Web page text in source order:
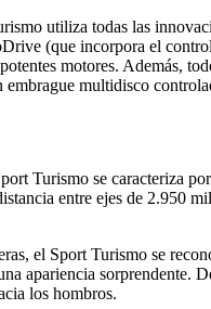
utiliza todas las
(que incorpora el
motores. Además,
multidisco
Turismo se caracteriza
entre ejes de 2.950
el Sport Turismo se
apariencia sorprendente.
los hombros.